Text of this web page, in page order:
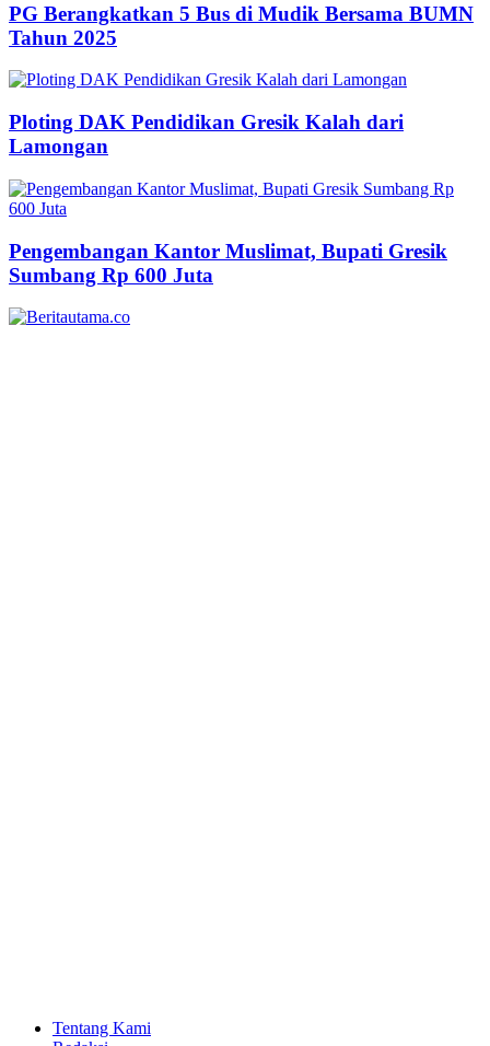
PG Berangkatkan 5 Bus di Mudik Bersama BUMN
Tahun 2025
Ploting DAK Pendidikan Gresik Kalah dari
Lamongan
Pengembangan Kantor Muslimat, Bupati Gresik
Sumbang Rp 600 Juta
Tentang Kami